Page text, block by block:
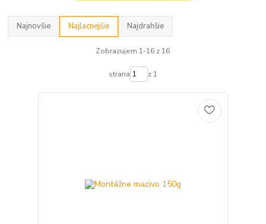
Najnovšie Najlacnejšie Najdrahšie
Zobrazujem 1-16 z 16
strana z 1